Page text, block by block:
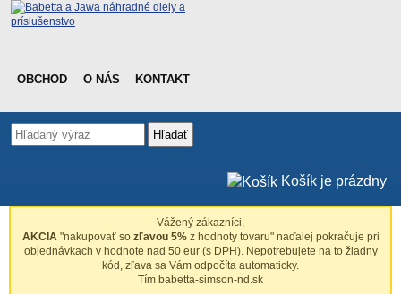
OBCHOD O NÁS KONTAKT
Hľadať
Košík je prázdny
Vážený zákazníci,
AKCIA"nakupovať so zľavou 5%z hodnoty tovaru" naďalej pokračuje pri
objednávkach v hodnote nad 50 eur (s DPH). Nepotrebujete na to žiadny
kód, zľava sa Vám odpočíta automaticky.
Tím babetta-simson-nd.sk